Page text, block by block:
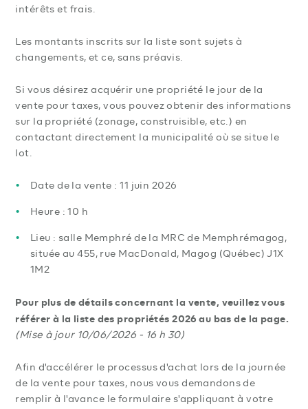
intérêts et frais.
Les montants inscrits sur la liste sont sujets à
changements, et ce, sans préavis.
Si vous désirez acquérir une propriété le jour de la
vente pour taxes, vous pouvez obtenir des informations
sur la propriété (zonage, construisible, etc.) en
contactant directement la municipalité où se situe le
lot.
Date de la vente : 11 juin 2026
Heure : 10 h
Lieu : salle Memphré de la MRC de Memphrémagog,
située au 455, rue MacDonald, Magog (Québec) J1X
1M2
Pour plus de détails concernant la vente, veuillez vous
référer à la liste des propriétés 2026 au bas de la page.
(Mise à jour 10/06/2026 - 16 h 30)
Afin d'accélérer le processus d'achat lors de la journée
de la vente pour taxes, nous vous demandons de
remplir à l'avance le formulaire s'appliquant à votre